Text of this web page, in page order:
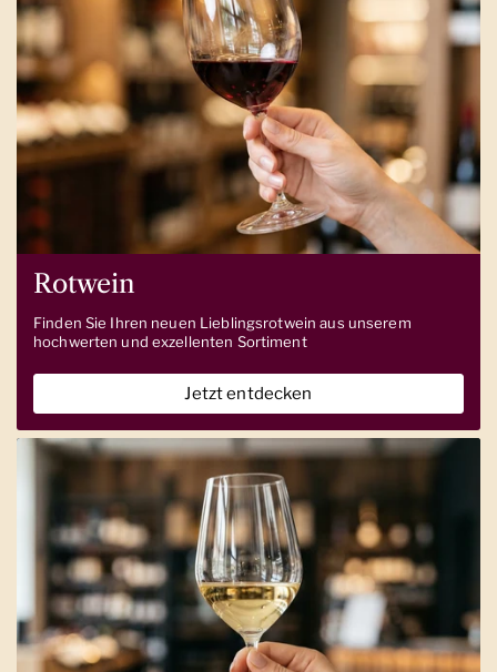
Rotwein
Finden Sie Ihren neuen Lieblingsrotwein aus unserem
hochwerten und exzellenten Sortiment
Jetzt entdecken